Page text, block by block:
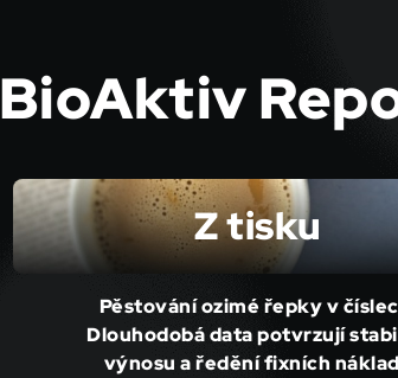
BioAktiv
Z tisku
Pěstování ozimé řepky v
Dlouhodobá data potvrzují
výnosu a ředění fixních